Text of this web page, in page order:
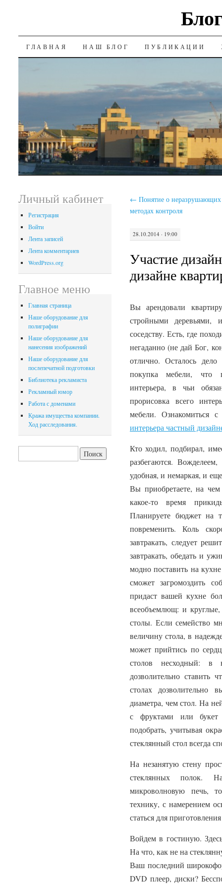
SKIP
ГЛАВНАЯ НАШ БЛОГ ПУБЛИКАЦИИ
← Понятие о неразрушающих
методах контроля
28.10.2014 · 19:00
Участие
дизайне
Вы арендовали
стройными
соседству. Есть, где
негаданно (не дай Бог,
отлично. Осталось
покупка мебели, что
интерьера, в чьи
прорисовка всего
мебели.
интерьера частный
Кто ходил, подбирал,
разбегаются.
удобная, и немаркая, и
Вы приобретаете, на
какое-то время
Планируете бюджет на
повременить. Коль
завтракать, следует
завтракать, обедать и
модно поставить на
сможет загромоздить
придаст вашей кухне
всеобъемлющ: и
столы. Если семейство
величину стола, в
может прийтись по
столов несходный: в
дозволительно ставить
столах дозволительно
диаметра, чем стол. На
с фруктами или букет
подобрать, учитывая
стеклянный стол всегда
На незанятую стену
стеклянных полок.
микроволновую печь,
технику, с намерением
статься для
Войдем в гостиную.
На что, как не на
Ваш последний
DVD плеер, диски?
Личный кабинет
Регистрация
Войти
Лента записей
Лента комментариев
WordPress.org
Главное меню
Главная страница
Наше оборудование для
полиграфии
Наше оборудование для
нанесения изображений
Наше оборудование для
послепечатной подготовки
Библиотека рекламиста
Рекламный юмор
Работа с доменами
Кража имущества компании.
Ход расследования.